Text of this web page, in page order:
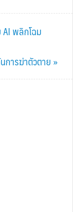
AI พลิกโฉม
การฆ่าตัวตาย »